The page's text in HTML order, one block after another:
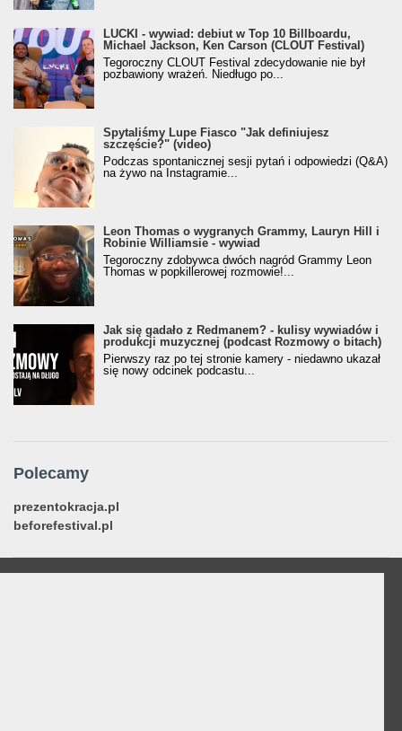
LUCKI - wywiad: debiut w Top 10 Billboardu,
Michael Jackson, Ken Carson (CLOUT Festival)
Tegoroczny CLOUT Festival zdecydowanie nie był
pozbawiony wrażeń. Niedługo po...
Spytaliśmy Lupe Fiasco "Jak definiujesz
szczęście?" (video)
Podczas spontanicznej sesji pytań i odpowiedzi (Q&A)
na żywo na Instagramie...
Leon Thomas o wygranych Grammy, Lauryn Hill i
Robinie Williamsie - wywiad
Tegoroczny zdobywca dwóch nagród Grammy Leon
Thomas w popkillerowej rozmowie!...
Jak się gadało z Redmanem? - kulisy wywiadów i
produkcji muzycznej (podcast Rozmowy o bitach)
Pierwszy raz po tej stronie kamery - niedawno ukazał
się nowy odcinek podcastu...
Polecamy
prezentokracja.pl
beforefestival.pl